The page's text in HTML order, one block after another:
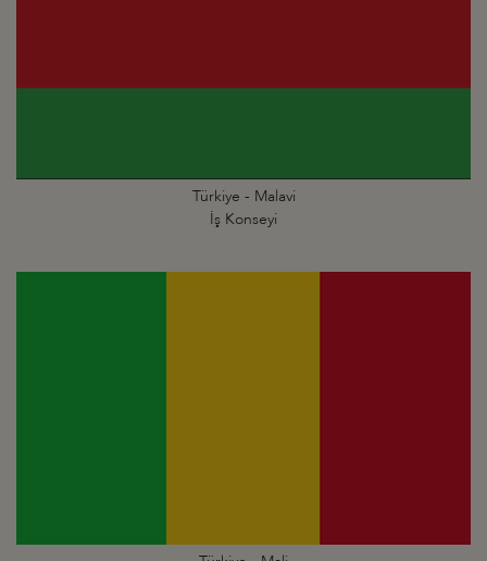
Türkiye - Malavi
İş Konseyi